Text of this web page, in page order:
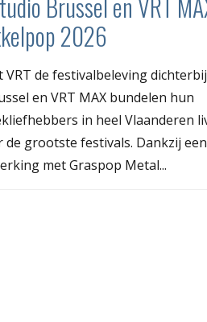
2026
de festivalbeleving dichterbij
en VRT MAX bundelen hun
in heel Vlaanderen
de grootste festivals. Dankzij een
met Graspop Metal...